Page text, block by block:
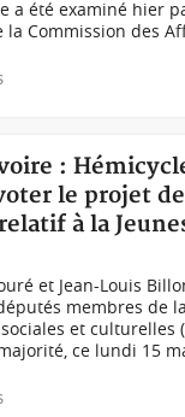
a été examiné hier
la Commission des
:
le projet
à la
et Jean-Louis
membres de
et culturelles
ce lundi 15